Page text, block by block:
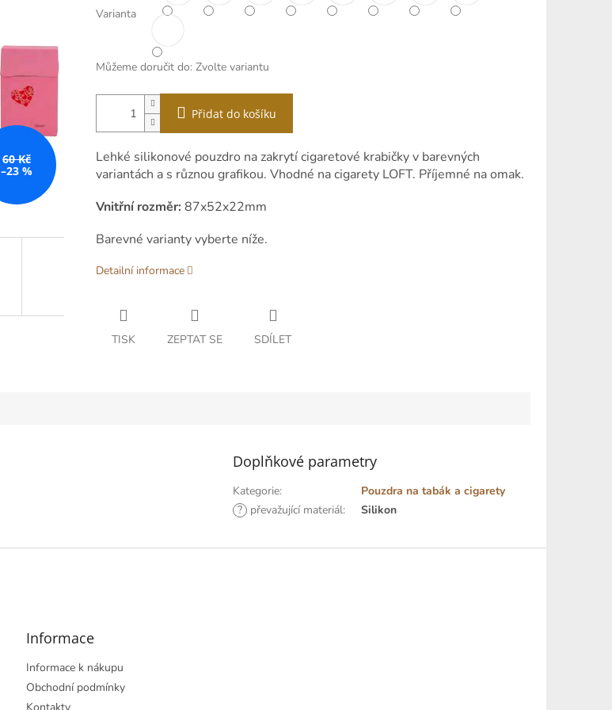
60 Kč
–23 %
Varianta
Můžeme doručit do: Zvolte variantu
Přidat do košíku
Lehké silikonové pouzdro na zakrytí cigaretové krabičky v barevných
variantách a s různou grafikou. Vhodné na cigarety LOFT. Příjemné na omak.
Vnitřní rozměr: 87x52x22mm
Barevné varianty vyberte níže.
Detailní informace
TISK ZEPTAT SE SDÍLET
Doplňkové parametry
Kategorie:
Pouzdra na tabák a cigarety
? převažující materiál: Silikon
Informace
Informace k nákupu
Obchodní podmínky